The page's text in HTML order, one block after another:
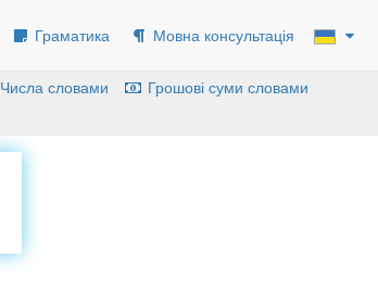
Граматика Мовна консультація
Числа словами
Грошові суми словами